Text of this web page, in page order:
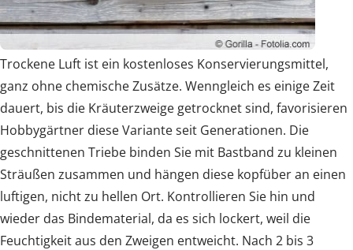
Trockene Luft ist ein kostenloses Konservierungsmittel,
ganz ohne chemische Zusätze. Wenngleich es einige Zeit
dauert, bis die Kräuterzweige getrocknet sind, favorisieren
Hobbygärtner diese Variante seit Generationen. Die
geschnittenen Triebe binden Sie mit Bastband zu kleinen
Sträußen zusammen und hängen diese kopfüber an einen
luftigen, nicht zu hellen Ort. Kontrollieren Sie hin und
wieder das Bindematerial, da es sich lockert, weil die
Feuchtigkeit aus den Zweigen entweicht. Nach 2 bis 3